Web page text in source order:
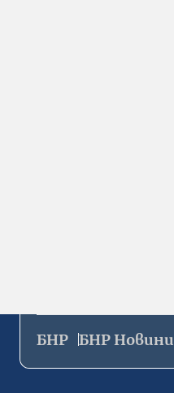
БНР БНР Новини